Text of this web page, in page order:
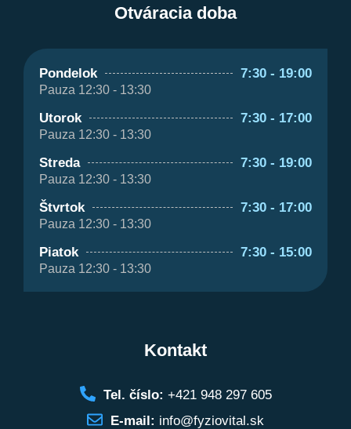
Otváracia doba
Pondelok 7:30 - 19:00
Pauza 12:30 - 13:30
Utorok 7:30 - 17:00
Pauza 12:30 - 13:30
Streda 7:30 - 19:00
Pauza 12:30 - 13:30
Štvrtok 7:30 - 17:00
Pauza 12:30 - 13:30
Piatok 7:30 - 15:00
Pauza 12:30 - 13:30
Kontakt
Tel. číslo: +421 948 297 605
E-mail: info@fyziovital.sk